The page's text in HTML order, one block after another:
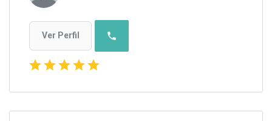
Ver Perfil phone
starstarstarstarstar